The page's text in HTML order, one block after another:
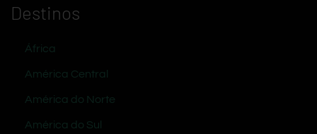
Destinos
África
América Central
América do Norte
América do Sul